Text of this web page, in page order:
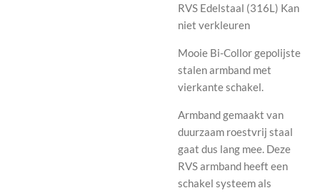
RVS Edelstaal (316L) Kan
niet verkleuren
Mooie Bi-Collor gepolijste
stalen armband met
vierkante schakel.
Armband gemaakt van
duurzaam roestvrij staal
gaat dus lang mee. Deze
RVS armband heeft een
schakel systeem als